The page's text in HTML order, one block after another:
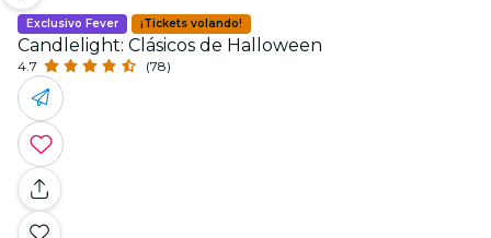
Exclusivo Fever ¡Tickets volando!
Candlelight: Clásicos de Halloween
4.7 (78)